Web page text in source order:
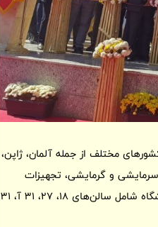
و 20 شرکت خارجی از کشورهای مختلف از جمله آلمان، ژاپن،
و گرمایشی، تجهیزات
صوتی و تصویری و قطعات و ماشین‌آلات مرتبط قرار خواهند داد. سالن‌های نمایشگاه شامل سالن‌های 18، 27، 31 آ، 31